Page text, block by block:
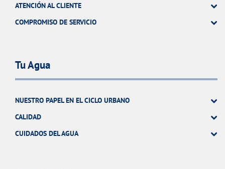
ATENCIÓN AL CLIENTE
COMPROMISO DE SERVICIO
Tu Agua
NUESTRO PAPEL EN EL CICLO URBANO
CALIDAD
CUIDADOS DEL AGUA